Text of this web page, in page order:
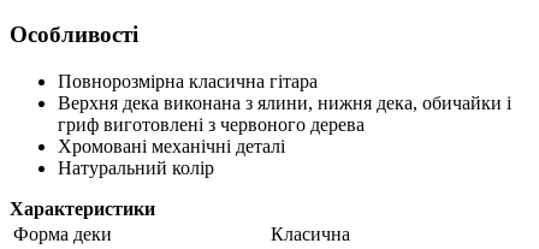
Особливості
Повнорозмірна класична гітара
Верхня дека виконана з ялини, нижня дека, обичайки і
гриф виготовлені з червоного дерева
Хромовані механічні деталі
Натуральний колір
Характеристики
Форма деки
Класична